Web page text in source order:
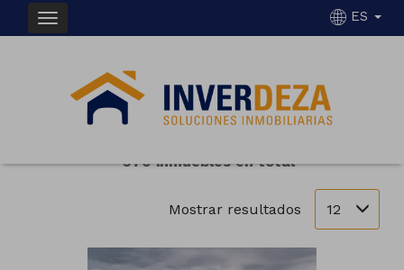
ES
INMUEBLES EN VENTA DE FINCAS DEZA
Filtrar Ordenar
370 inmuebles en total
Mostrar resultados 12